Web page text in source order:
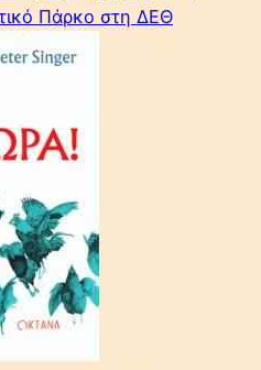
Πάρκο στη ΔΕΘ